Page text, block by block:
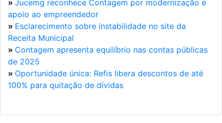
» Jucemg reconhece Contagem por modernização e
apoio ao empreendedor
» Esclarecimento sobre instabilidade no site da
Receita Municipal
» Contagem apresenta equilíbrio nas contas públicas
de 2025
» Oportunidade única: Refis libera descontos de até
100% para quitação de dívidas